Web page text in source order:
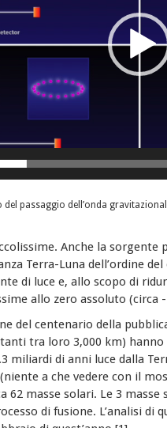
del passaggio dell’onda
Anche la sorgente
Terra-Luna dell’ordine
di luce e, allo scopo di
allo zero assoluto (circa
del centenario della
tra loro 3,000 km)
miliardi di anni luce dalla
a che vedere con il
masse solari. Le 3
di fusione. L’analisi di